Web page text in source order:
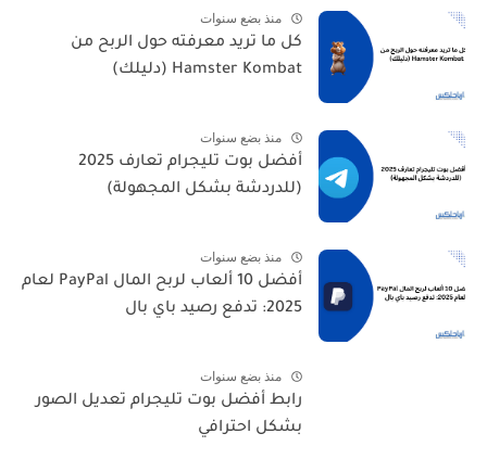
منذ بضع سنوات
كل ما تريد معرفته حول الربح من
Hamster Kombat (دليلك)
منذ بضع سنوات
أفضل بوت تليجرام تعارف 2025
(للدردشة بشكل المجهولة)
منذ بضع سنوات
أفضل 10 ألعاب لربح المال PayPal لعام
2025: تدفع رصيد باي بال
منذ بضع سنوات
رابط أفضل بوت تليجرام تعديل الصور
بشكل احترافي